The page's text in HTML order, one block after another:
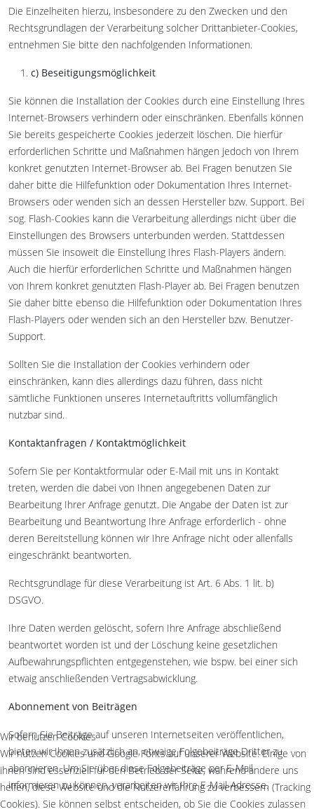
Die Einzelheiten hierzu, insbesondere zu den Zwecken und den
Rechtsgrundlagen der Verarbeitung solcher Drittanbieter-Cookies,
entnehmen Sie bitte den nachfolgenden Informationen.
c) Beseitigungsmöglichkeit
Sie können die Installation der Cookies durch eine Einstellung Ihres
Internet-Browsers verhindern oder einschränken. Ebenfalls können
Sie bereits gespeicherte Cookies jederzeit löschen. Die hierfür
erforderlichen Schritte und Maßnahmen hängen jedoch von Ihrem
konkret genutzten Internet-Browser ab. Bei Fragen benutzen Sie
daher bitte die Hilfefunktion oder Dokumentation Ihres Internet-
Browsers oder wenden sich an dessen Hersteller bzw. Support. Bei
sog. Flash-Cookies kann die Verarbeitung allerdings nicht über die
Einstellungen des Browsers unterbunden werden. Stattdessen
müssen Sie insoweit die Einstellung Ihres Flash-Players ändern.
Auch die hierfür erforderlichen Schritte und Maßnahmen hängen
von Ihrem konkret genutzten Flash-Player ab. Bei Fragen benutzen
Sie daher bitte ebenso die Hilfefunktion oder Dokumentation Ihres
Flash-Players oder wenden sich an den Hersteller bzw. Benutzer-
Support.
Sollten Sie die Installation der Cookies verhindern oder
einschränken, kann dies allerdings dazu führen, dass nicht
sämtliche Funktionen unseres Internetauftritts vollumfänglich
nutzbar sind.
Kontaktanfragen / Kontaktmöglichkeit
Sofern Sie per Kontaktformular oder E-Mail mit uns in Kontakt
treten, werden die dabei von Ihnen angegebenen Daten zur
Bearbeitung Ihrer Anfrage genutzt. Die Angabe der Daten ist zur
Bearbeitung und Beantwortung Ihre Anfrage erforderlich - ohne
deren Bereitstellung können wir Ihre Anfrage nicht oder allenfalls
eingeschränkt beantworten.
Rechtsgrundlage für diese Verarbeitung ist Art. 6 Abs. 1 lit. b)
DSGVO.
Ihre Daten werden gelöscht, sofern Ihre Anfrage abschließend
beantwortet worden ist und der Löschung keine gesetzlichen
Aufbewahrungspflichten entgegenstehen, wie bspw. bei einer sich
etwaig anschließenden Vertragsabwicklung.
Abonnement von Beiträgen
Sofern Sie Beiträge auf unseren Internetseiten veröffentlichen,
bieten wir Ihnen zusätzlich an, etwaige Folgebeiträge Dritter zu
abonnieren. Um Sie über diese Folgebeiträge per E-Mail
informieren zu können, verarbeiten wir Ihre E-Mail-Adresse.
Wir benutzen Cookies
Wir nutzen Cookies und Google Fonts auf unserer Website. Einige von
ihnen sind essenziell für den Betrieb der Seite, während andere uns
helfen, diese Website und die Nutzererfahrung zu verbessern (Tracking
Cookies). Sie können selbst entscheiden, ob Sie die Cookies zulassen